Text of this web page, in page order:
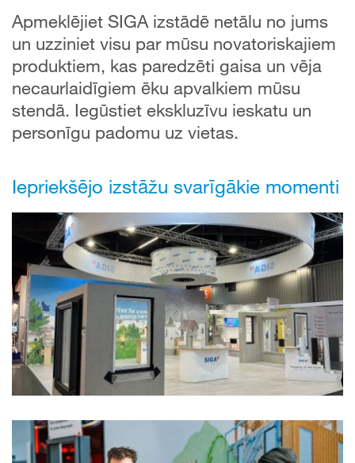
Apmeklējiet SIGA izstādē netālu no jums
un uzziniet visu par mūsu novatoriskajiem
produktiem, kas paredzēti gaisa un vēja
necaurlaidīgiem ēku apvalkiem mūsu
stendā. Iegūstiet ekskluzīvu ieskatu un
personīgu padomu uz vietas.
Iepriekšējo izstāžu svarīgākie momenti